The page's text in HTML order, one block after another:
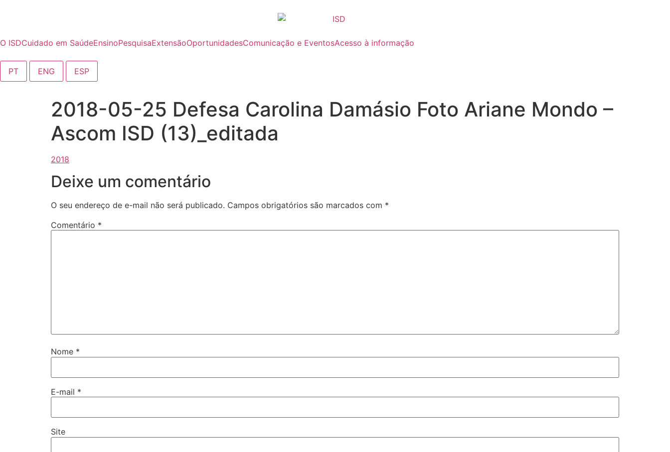
O ISDCuidado em SaúdeEnsinoPesquisaExtensãoOportunidadesComunicação e EventosAcesso à informação
PT ENG ESP
2018-05-25 Defesa Carolina Damásio Foto Ariane Mondo –
Ascom ISD (13)_editada
Deixe um comentário
O seu endereço de e-mail não será publicado. Campos obrigatórios são marcados com *
Comentário *
Nome *
E-mail *
Site